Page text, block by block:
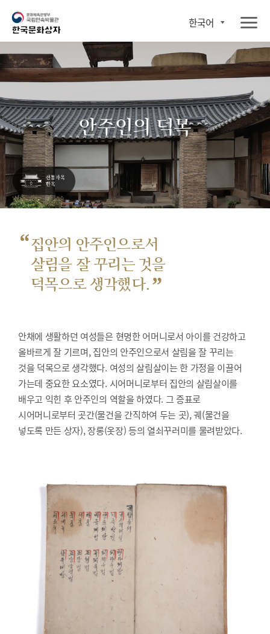
한국어
안주인의 덕목
“집안의 안주인으로서
살림을 잘 꾸리는 것을
덕목으로 생각했다. ”
안채에 생활하던 여성들은 현명한 어머니로서 아이를 건강하고
올바르게 잘 기르며, 집안의 안주인으로서 살림을 잘 꾸리는
것을 덕목으로 생각했다. 여성의 살림살이는 한 가정을 이끌어
가는데 중요한 요소였다. 시어머니로부터 집안의 살림살이를
배우고 익힌 후 안주인의 역할을 하였다. 그 증표로
시어머니로부터 곳간(물건을 간직하여 두는 곳), 궤(물건을
넣도록 만든 상자), 장롱(옷장) 등의 열쇠꾸러미를 물려받았다.